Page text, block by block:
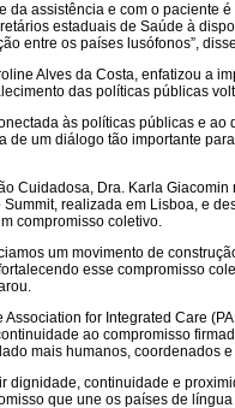
da assistência e com o paciente
estaduais de Saúde à
entre os países lusófonos”,
Alves da Costa, enfatizou a
das políticas públicas
às políticas públicas e ao
de um diálogo tão importante
Cuidadosa, Dra. Karla
realizada em Lisboa, e
compromisso coletivo.
um movimento de
esse compromisso
for Integrated Care
ao compromisso
mais humanos, coordenados
dignidade, continuidade e
que une os países de